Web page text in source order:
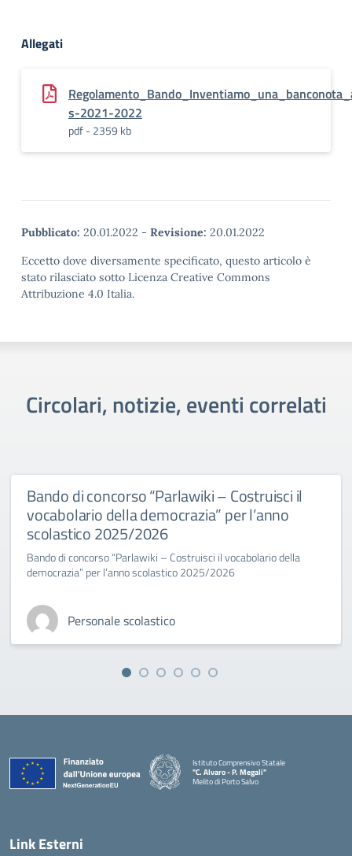
Allegati
s-2021-2022
pdf - 2359 kb
Pubblicato: 20.01.2022 - Revisione: 20.01.2022
Eccetto dove diversamente specificato, questo articolo è
stato rilasciato sotto Licenza Creative Commons
Attribuzione 4.0 Italia.
Circolari, notizie, eventi correlati
Bando di concorso “Parlawiki – Costruisci il
vocabolario della democrazia” per l’anno
scolastico 2025/2026
Bando di concorso “Parlawiki – Costruisci il vocabolario della
democrazia” per l’anno scolastico 2025/2026
Personale scolastico
Istituto Comprensivo Statale
"C. Alvaro - P. Megali"
Melito di Porto Salvo
Link Esterni